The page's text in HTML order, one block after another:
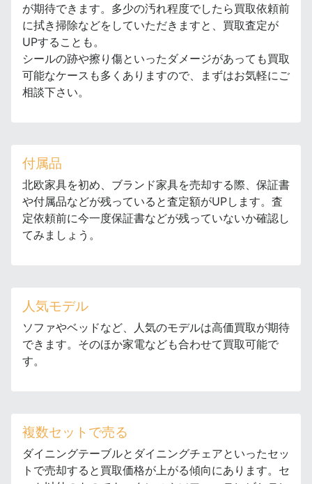
が期待できます。多少の汚れ程度でしたら買取依頼前
に拭き掃除などをしていただきますと、買取査定が
UPすることも。
シールの跡や擦り傷といったダメージがあっても買取
可能なケースも多くありますので、まずはお気軽にご
相談下さい。
付属品
北欧家具を初め、ブランド家具を売却する際、保証書
や付属品などが残っていると査定額がUPします。査
定依頼前に今一度保証書などが残っていないか確認し
てみましょう。
人気モデル
ソファやベッドなど、人気のモデルは高価買取が期待
できます。そのほか家電なども合わせて買取可能で
す。
複数セットで売る
ダイニングテーブルとダイニングチェアといったセッ
トで売却すると買取価格が上がる傾向にあります。セ